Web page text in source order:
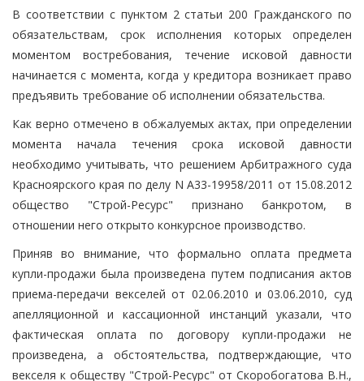
В соответствии с пунктом 2 статьи 200 Гражданского по
обязательствам, срок исполнения которых определен
моментом востребования, течение исковой давности
начинается с момента, когда у кредитора возникает право
предъявить требование об исполнении обязательства.
Как верно отмечено в обжалуемых актах, при определении
момента начала течения срока исковой давности
необходимо учитывать, что решением Арбитражного суда
Красноярского края по делу N А33-19958/2011 от 15.08.2012
общество "Строй-Ресурс" признано банкротом, в
отношении него открыто конкурсное производство.
Приняв во внимание, что формально оплата предмета
купли-продажи была произведена путем подписания актов
приема-передачи векселей от 02.06.2010 и 03.06.2010, суд
апелляционной и кассационной инстанций указали, что
фактическая оплата по договору купли-продажи не
произведена, а обстоятельства, подтверждающие, что
векселя к обществу "Строй-Ресурс" от Скоробогатова В.Н.,